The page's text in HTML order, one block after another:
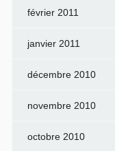
février 2011
janvier 2011
décembre 2010
novembre 2010
octobre 2010